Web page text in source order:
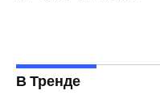
В Тренде